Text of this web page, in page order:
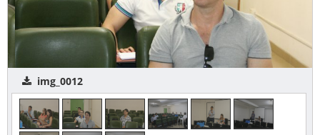
img_0012